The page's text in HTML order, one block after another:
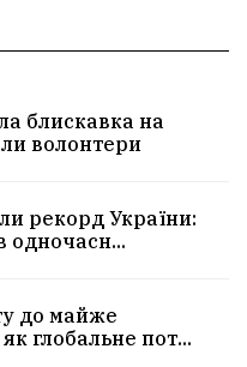
блискавка на
волонтери
рекорд України:
одночасн...
до майже
глобальне пот...